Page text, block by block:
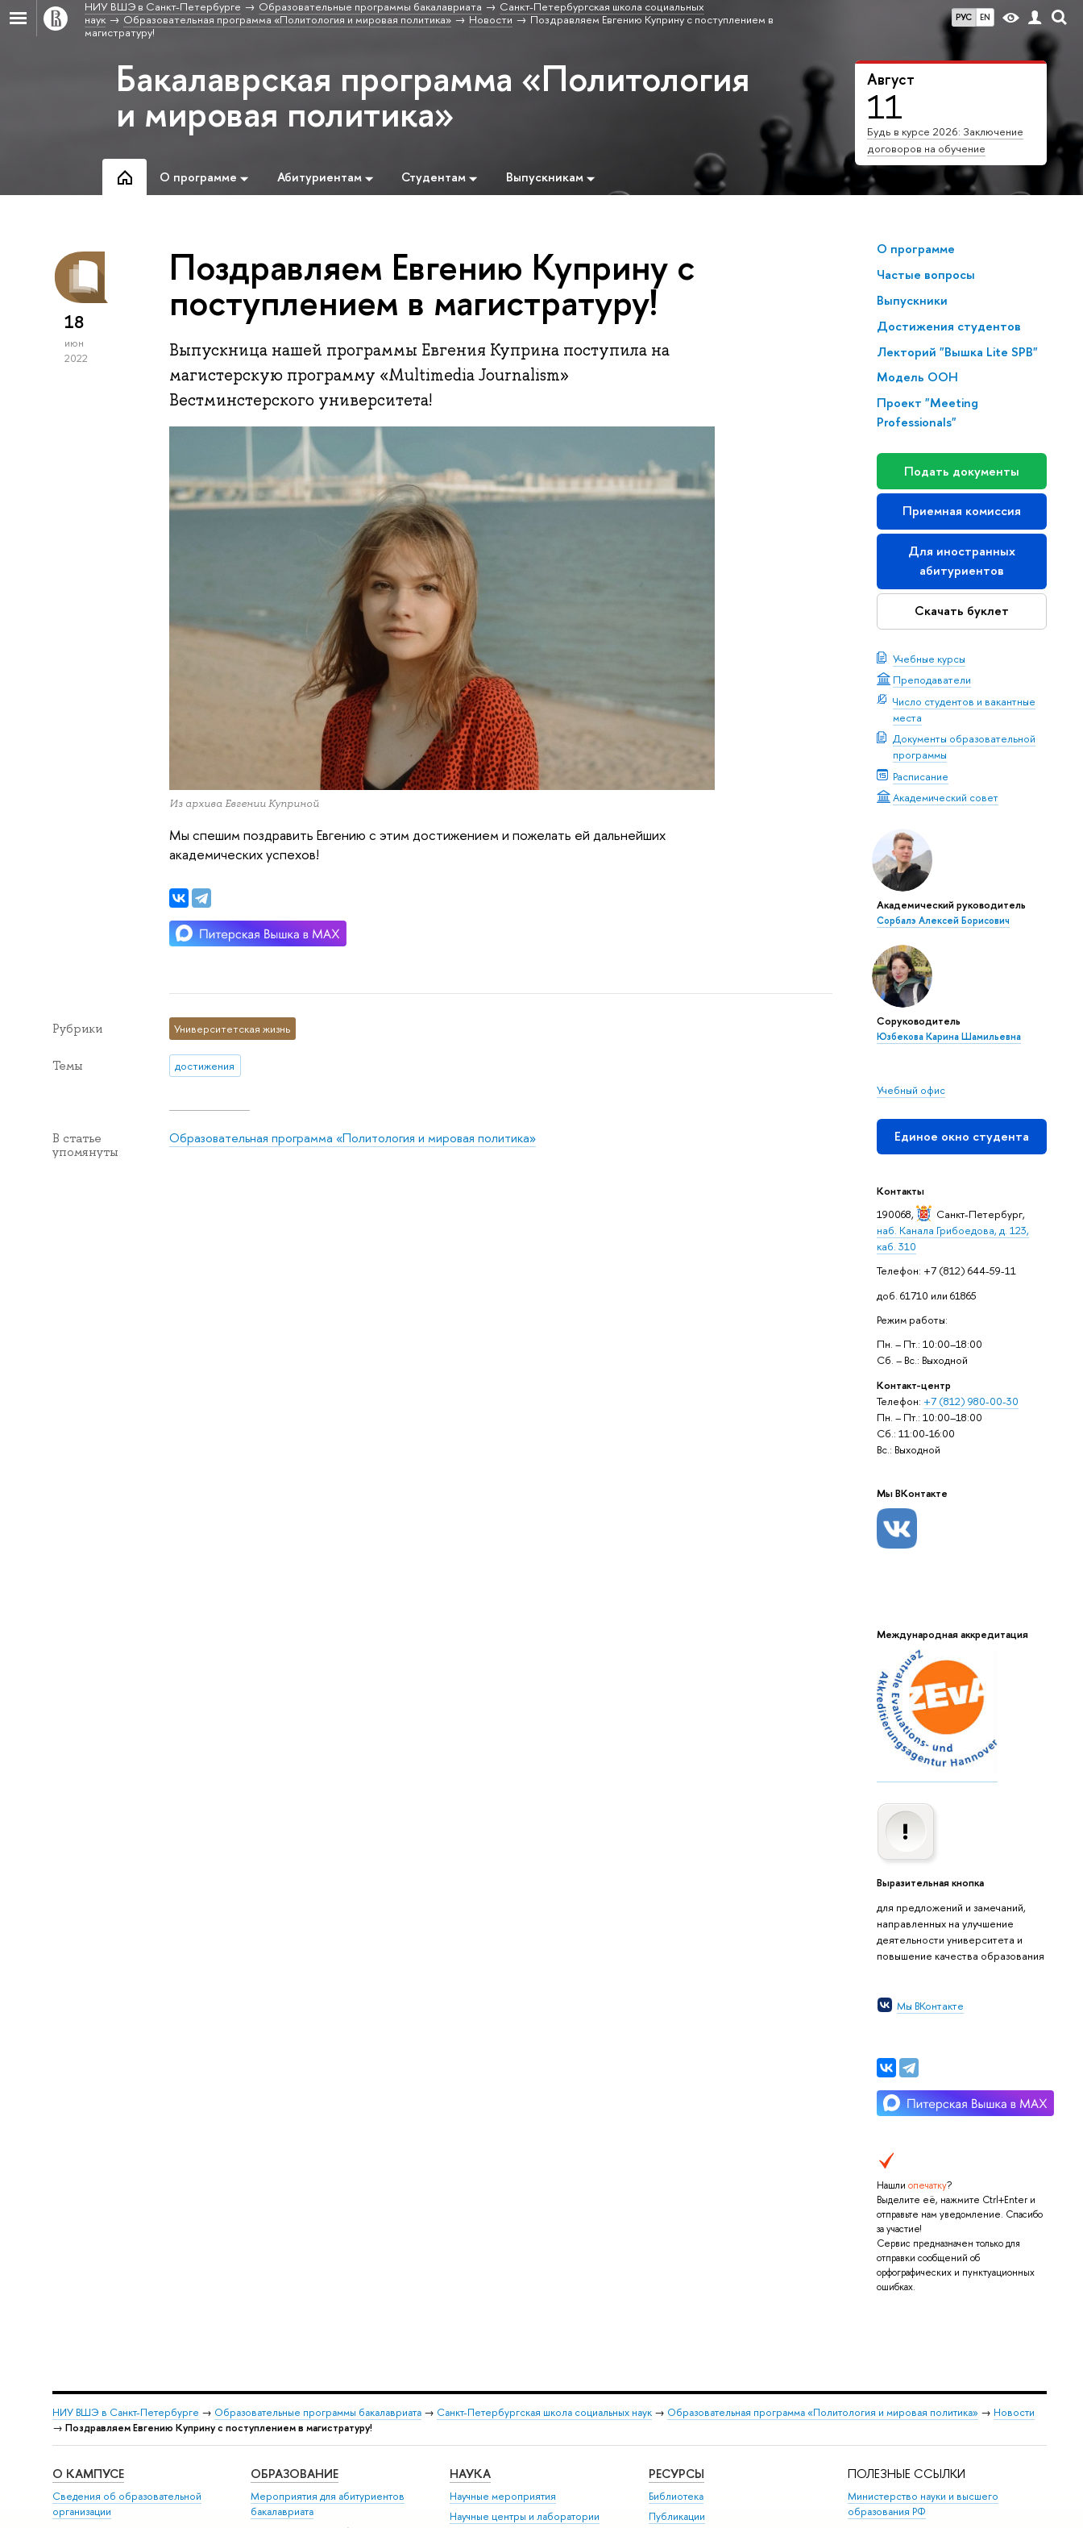
РУС EN
НИУ ВШЭ в Санкт-Петербурге Образовательные программы бакалавриата
Санкт-Петербургская школа социальных
наук
Образовательная программа «Политология и мировая политика» Новости
Поздравляем Евгению Куприну с поступлением в
магистратуру!
Август
11
Будь в курсе 2026: Заключение
договоров на обучение
Бакалаврская программа «Политология
и мировая политика»
О программе Абитуриентам Студентам Выпускникам
О программе
Частые вопросы
Выпускники
Достижения студентов
Лекторий "Вышка Lite SPB"
Модель ООН
Проект "Meeting
Professionals"
Подать документы
Приемная комиссия
Для иностранных
абитуриентов
Скачать буклет
Учебные курсы
Преподаватели
Число студентов и вакантные
места
Документы образовательной
программы
Расписание
Академический совет
Академический руководитель
Сорбалэ Алексей Борисович
Соруководитель
Юзбекова Карина Шамильевна
Учебный офис
Единое окно студента
Контакты
190068,
Санкт-Петербург,
наб. Канала Грибоедова, д. 123,
каб. 310
Телефон: +7 (812) 644-59-11
доб. 61710 или 61865
Режим работы:
Пн. – Пт.: 10:00–18:00
Сб. – Вс.: Выходной
Контакт-центр
Телефон: +7 (812) 980-00-30
Пн. – Пт.: 10:00–18:00
Сб.: 11:00-16:00
Вс.: Выходной
Мы ВКонтакте
Международная аккредитация
Выразительная кнопка
для предложений и замечаний,
направленных на улучшение
деятельности университета и
повышение качества образования
Мы ВКонтакте
Нашли опечатку?
Выделите её, нажмите Ctrl+Enter и
отправьте нам уведомление. Спасибо
за участие!
Сервис предназначен только для
отправки сообщений об
орфографических и пунктуационных
ошибках.
18
июн
2022
Поздравляем Евгению Куприну с
поступлением в магистратуру!
Выпускница нашей программы Евгения Куприна поступила на
магистерскую программу «Multimedia Journalism»
Вестминстерского университета!
Из архива Евгении Куприной
Мы спешим поздравить Евгению с этим достижением и пожелать ей дальнейших
академических успехов!
Рубрики Университетская жизнь
Темы достижения
В статье
упомянуты
Образовательная программа «Политология и мировая политика»
НИУ ВШЭ в Санкт-Петербурге → Образовательные программы бакалавриата→ Санкт-Петербургская школа социальных наук→ Образовательная программа «Политология и мировая политика» → Новости
→ Поздравляем Евгению Куприну с поступлением в магистратуру!
О КАМПУСЕ
Сведения об образовательной
организации
ОБРАЗОВАНИЕ
Мероприятия для абитуриентов
бакалавриата
НАУКА
Научные мероприятия
Научные центры и лаборатории
РЕСУРСЫ
Библиотека
Публикации
ПОЛЕЗНЫЕ ССЫЛКИ
Министерство науки и высшего
образования РФ